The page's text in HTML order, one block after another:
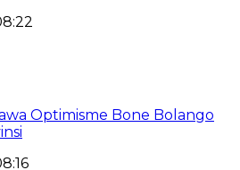
Optimisme Bone Bolango